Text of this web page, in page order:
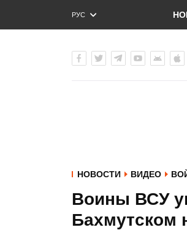
РУС
ENG
НОВОСТИ ВИДЕО
Воины ВСУ
Бахмутском